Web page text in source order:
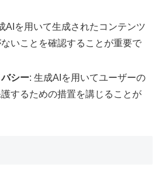
AIを用いて生成されたコンテンツ
いことを確認することが重要で
シー: 生成AIを用いてユーザーの
するための措置を講じることが